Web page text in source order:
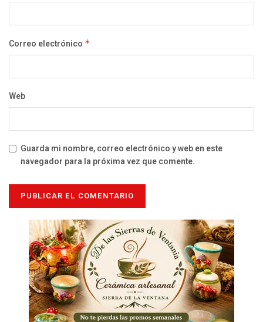
Correo electrónico *
Web
Guarda mi nombre, correo electrónico y web en este
navegador para la próxima vez que comente.